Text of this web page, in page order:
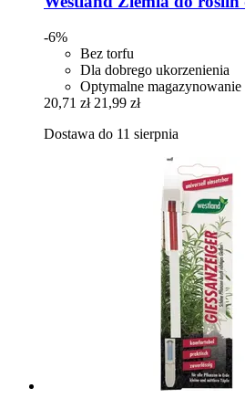
-6%
Bez torfu
Dla dobrego ukorzenienia
Optymalne
20,71 zł 21,99 zł
Dostawa do 11 sierpnia